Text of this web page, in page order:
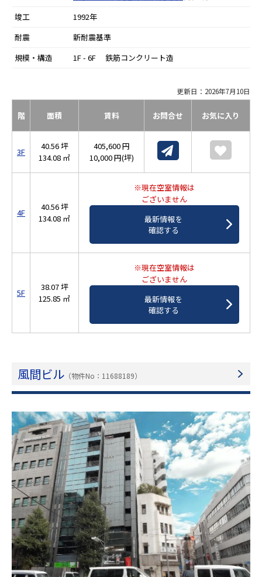
竣工
1992年
耐震
新耐震基準
規模・構造
1F - 6F 鉄筋コンクリート造
更新日：2026年7月10日
階 面積 賃料 お問合せ お気に入り
3F
40.56 坪
134.08 ㎡
405,600 円
10,000 円(坪)
4F
40.56 坪
134.08 ㎡
※現在空室情報は
ございません
最新情報を
確認する
5F
38.07 坪
125.85 ㎡
※現在空室情報は
ございません
最新情報を
確認する
風間ビル （物件No：11688189）